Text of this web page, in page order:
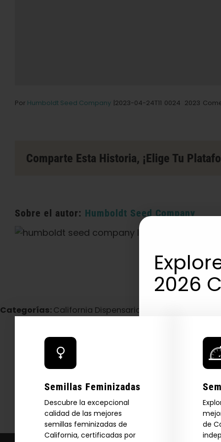
Por Humboldt Seed Company |2023-04-24T11 0024 2023
Comparte Esta Historia, ¡elige Tu
Sobre el autor: Humboldt Seed Company
Categorías:California Dispensario / Entrega
Semillas Feminizadas
Descubre la excepcional
calidad de las mejores
semillas feminizadas de
California, certificadas por
de
2026
product drops,
*Our Site is For Users 21+